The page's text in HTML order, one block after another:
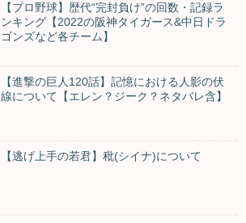
【プロ野球】歴代“完封負け”の回数・記録ラ
ンキング【2022の阪神タイガース&中日ドラ
ゴンズなど各チーム】
【進撃の巨人120話】記憶における人影の伏
線について【エレン？ジーク？ネタバレ含】
【逃げ上手の若君】秕(シイナ)について